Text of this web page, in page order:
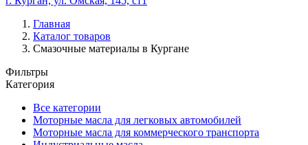
Главная
Каталог товаров
Смазочные материалы в Кургане
Фильтры
Категория
Все категории
Моторные масла для легковых автомобилей
Моторные масла для коммерческого транспорта